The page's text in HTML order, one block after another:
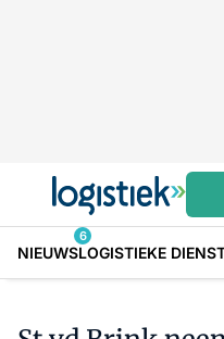
NIEUWS
6
LOGISTIEKE